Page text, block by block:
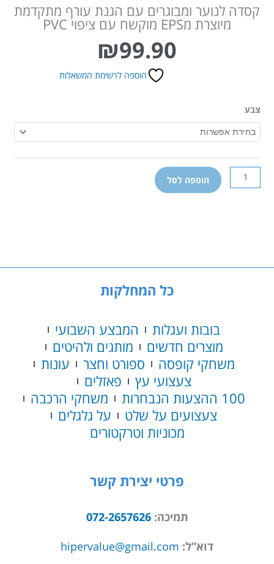
קסדה לנוער ומבוגרים עם הגנת עורף מתקדמת
מיוצרת מEPS מוקשח עם ציפוי PVC
₪99.90
הוספה לרשימת המשאלות
צבע
כמות
של
קסדה
לנוער/מבוגרים
ROCKET
ספורט
הוספה לסל
כל המחלקות
בובות ועגלות
המבצע השבועי
מוצרים חדשים
מותגים ולהיטים
משחקי קופסה
ספורט וחצר
עונות
צעצועי עץ
פאזלים
100 ההצעות הנבחרות
משחקי הרכבה
צעצועים על שלט
על גלגלים
מכוניות וטרקטורים
פרטי יצירת קשר
תמיכה:072-2657626
דוא”ל: hipervalue@gmail.com